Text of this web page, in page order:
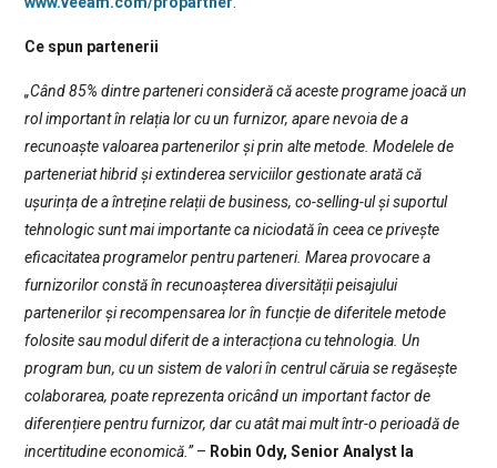
Ce spun partenerii
„Când 85% dintre parteneri consideră că aceste programe joacă un
rol important în relația lor cu un furnizor, apare nevoia de a
recunoaște valoarea partenerilor și prin alte metode. Modelele de
parteneriat hibrid și extinderea serviciilor gestionate arată că
ușurința de a întreține relații de business, co-selling-ul și suportul
tehnologic sunt mai importante ca niciodată în ceea ce privește
eficacitatea programelor pentru parteneri. Marea provocare a
furnizorilor constă în recunoașterea diversității peisajului
partenerilor și recompensarea lor în funcție de diferitele metode
folosite sau modul diferit de a interacționa cu tehnologia. Un
program bun, cu un sistem de valori în centrul căruia se regăsește
colaborarea, poate reprezenta oricând un important factor de
diferențiere pentru furnizor, dar cu atât mai mult într-o perioadă de
incertitudine economică.”– Robin Ody, Senior Analyst la